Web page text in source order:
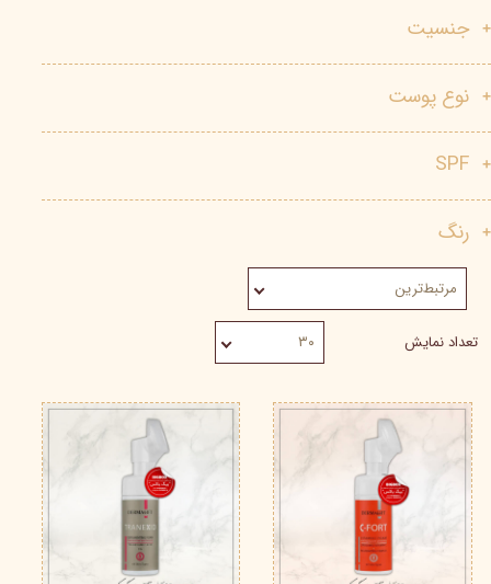
جنسیت
نوع پوست
SPF
رنگ
مرتبط‌ترین
تعداد نمایش ۳۰